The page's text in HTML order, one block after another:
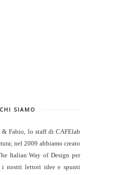
CHI SIAMO
& Fabio, lo staff di CAFElab
; nel 2009 abbiamo creato
Italian Way of Design per
i nostri lettori idee e spunti